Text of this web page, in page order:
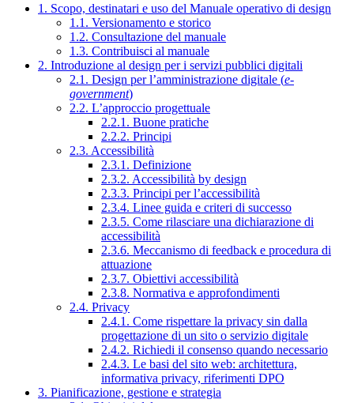
1. Scopo, destinatari e uso del Manuale operativo di design
1.1. Versionamento e storico
1.2. Consultazione del manuale
1.3. Contribuisci al manuale
2. Introduzione al design per i servizi pubblici digitali
2.1. Design per l’amministrazione digitale (e-
government)
2.2. L’approccio progettuale
2.2.1. Buone pratiche
2.2.2. Principi
2.3. Accessibilità
2.3.1. Definizione
2.3.2. Accessibilità by design
2.3.3. Principi per l’accessibilità
2.3.4. Linee guida e criteri di successo
2.3.5. Come rilasciare una dichiarazione di
accessibilità
2.3.6. Meccanismo di feedback e procedura di
attuazione
2.3.7. Obiettivi accessibilità
2.3.8. Normativa e approfondimenti
2.4. Privacy
2.4.1. Come rispettare la privacy sin dalla
progettazione di un sito o servizio digitale
2.4.2. Richiedi il consenso quando necessario
2.4.3. Le basi del sito web: architettura,
informativa privacy, riferimenti DPO
3. Pianificazione, gestione e strategia